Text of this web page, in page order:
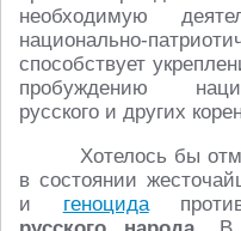
необходимую
национально-
способствует
пробуждению
русского и других
Хотелось бы
в состоянии
и геноцидапротив